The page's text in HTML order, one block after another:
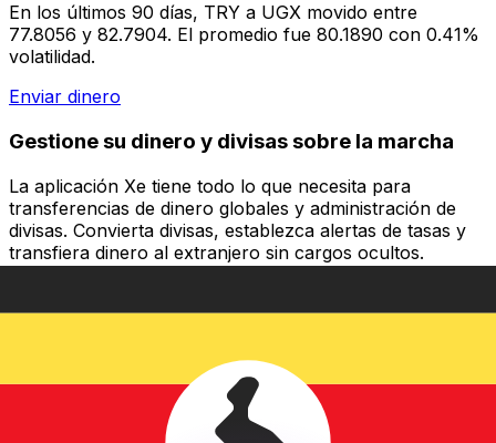
En los últimos 90 días, TRY a UGX movido entre
77.8056 y 82.7904. El promedio fue 80.1890 con 0.41%
volatilidad.
Enviar dinero
Gestione su dinero y divisas sobre la marcha
La aplicación Xe tiene todo lo que necesita para
transferencias de dinero globales y administración de
divisas. Convierta divisas, establezca alertas de tasas y
transfiera dinero al extranjero sin cargos ocultos.